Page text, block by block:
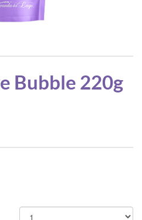
Bubble 220g